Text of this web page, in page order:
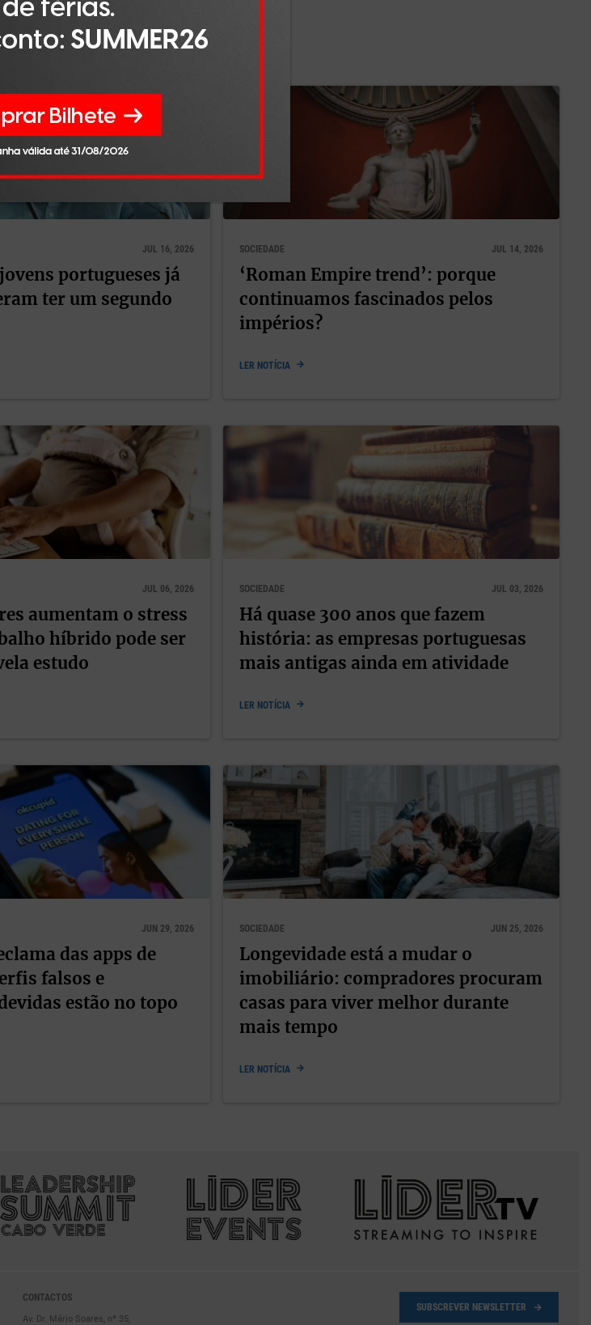
Portugal, os números confirmam que
financeiras e o incremento dos preços
significativo de portugueses que
cautela. O verão mantém-se, mas o
um contexto onde o descanso continua
Relacionados
JUL 16, 2026
portugueses já
ter um segundo
SOCIEDADE JUL 14, 2026
‘Roman Empire trend’: porque
continuamos fascinados pelos
impérios?
LER NOTÍCIA
JUL 06, 2026
aumentam o stress
híbrido pode ser
estudo
SOCIEDADE JUL 03, 2026
Há quase 300 anos que fazem
história: as empresas portuguesas
mais antigas ainda em atividade
LER NOTÍCIA
JUN 29, 2026
das apps de
falsos e
estão no topo
SOCIEDADE JUN 25, 2026
Longevidade está a mudar o
imobiliário: compradores procuram
casas para viver melhor durante
mais tempo
LER NOTÍCIA
CONTACTOS
Av. Dr. Mário Soares, nº 35,
SUBSCREVER NEWSLETTER